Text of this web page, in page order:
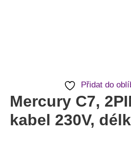
Přidat do
Mercury C7,
kabel 230V,
množství